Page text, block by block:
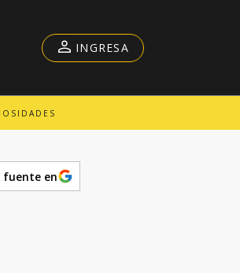
INGRESA
fuente en